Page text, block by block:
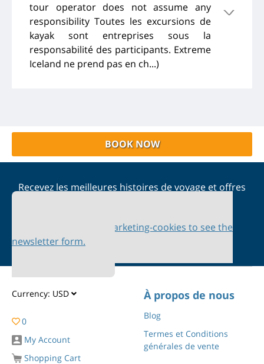
tour operator does not assume any
responsibility Toutes les excursions de
kayak sont entreprises sous la
responsabilité des participants. Extreme
Iceland ne prend pas en ch...)
BOOK NOW
Recevez les meilleures histoires de voyage et offres
Please accept marketing-cookies to see the
newsletter form.
Currency: USD
0
My Account
Shopping Cart
À propos de nous
Blog
Termes et Conditions
générales de vente